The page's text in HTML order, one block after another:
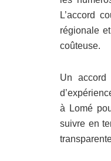
L’accord
régionale
coûteuse.
Un
à Lomé
suivre en